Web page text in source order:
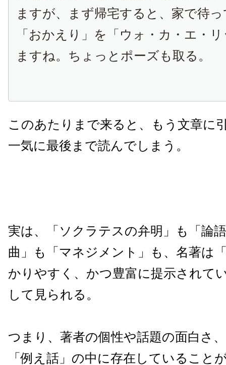
ますが、まず帰宅すると、家で待
「おかえり」を「ウォ・カ・エ・
ますね。ちょっとポーズも取る。
このあたりまで来ると、もう文章に
一気に最後まで読んでしまう。
実は、「ソクラテスの弁明」も「論
曲」も「マネジメント」も、名著は
かりやすく、かつ豊富に提示されて
して見られる。
つまり、著者の個性や話題の面白さ
「例え話」の中に存在していること